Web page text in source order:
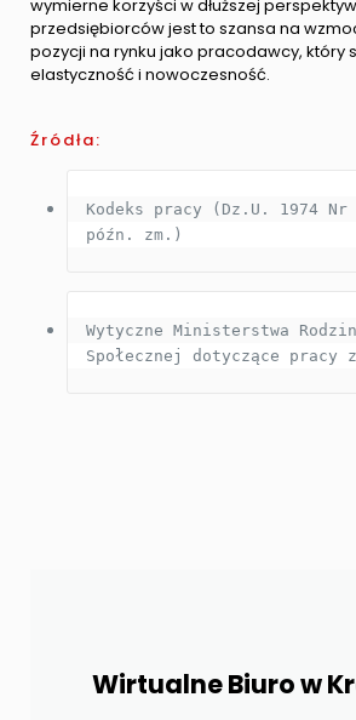
wymierne korzyści w dłuższej
przedsiębiorców jest to szansa na
pozycji na rynku jako pracodawcy, który
elastyczność i nowoczesność.
Źródła:
Kodeks pracy (Dz.U. 1974
późn. zm.)
Wytyczne Ministerstwa
Społecznej dotyczące pracy
Wirtualne Biuro w